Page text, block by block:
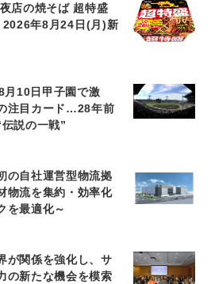
店の焼そば 超特盛
2026年8月24日(月)新
10日甲子園で激
注目カード…28年前
説の一戦”
の自社運営型物流拠
物流を集約・効率化
を最適化～
が関係を強化し、サ
の新たな機会を模索